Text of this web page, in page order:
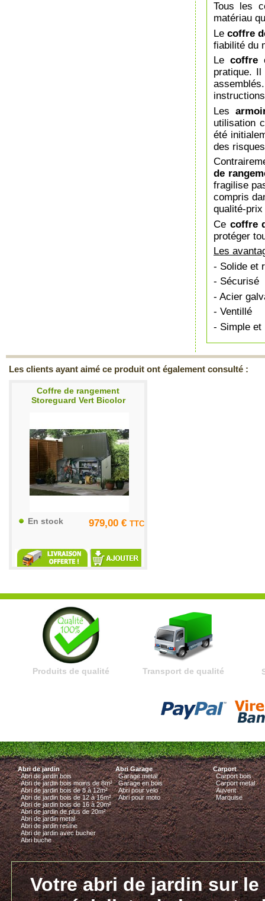
Tous les
matériau
Lecoffre
fiabilité du
Lecoffre
pratique.
Les
utilisation
été
des
de
fragilise
compris
qualité-
Ce coffre
protéger
Les
- Solide et
- Sécurisé
- Acier
- Ventillé
- Simple et
Les clients ayant aimé ce produit ont également consulté :
Coffre de rangement
Storeguard Vert Bicolor
979,00 € TTC
En stock
Produits de qualité Transport de qualité
Abri de jardin
Abri de jardin bois
Abri de jardin bois moins de 8m²
Abri de jardin bois de 8 à 12m²
Abri de jardin bois de 12 à 16m²
Abri de jardin bois de 16 à 20m²
Abri de jardin de plus de 20m²
Abri de jardin metal
Abri de jardin resine
Abri de jardin avec bucher
Abri buche
Abri Garage
Garage metal
Garage en bois
Abri pour velo
Abri pour moto
Carport
Carport bois
Carport metal
Auvent
Marquise
Votre abri de jardin sur